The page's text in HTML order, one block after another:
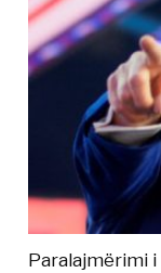
Paralajmërimi